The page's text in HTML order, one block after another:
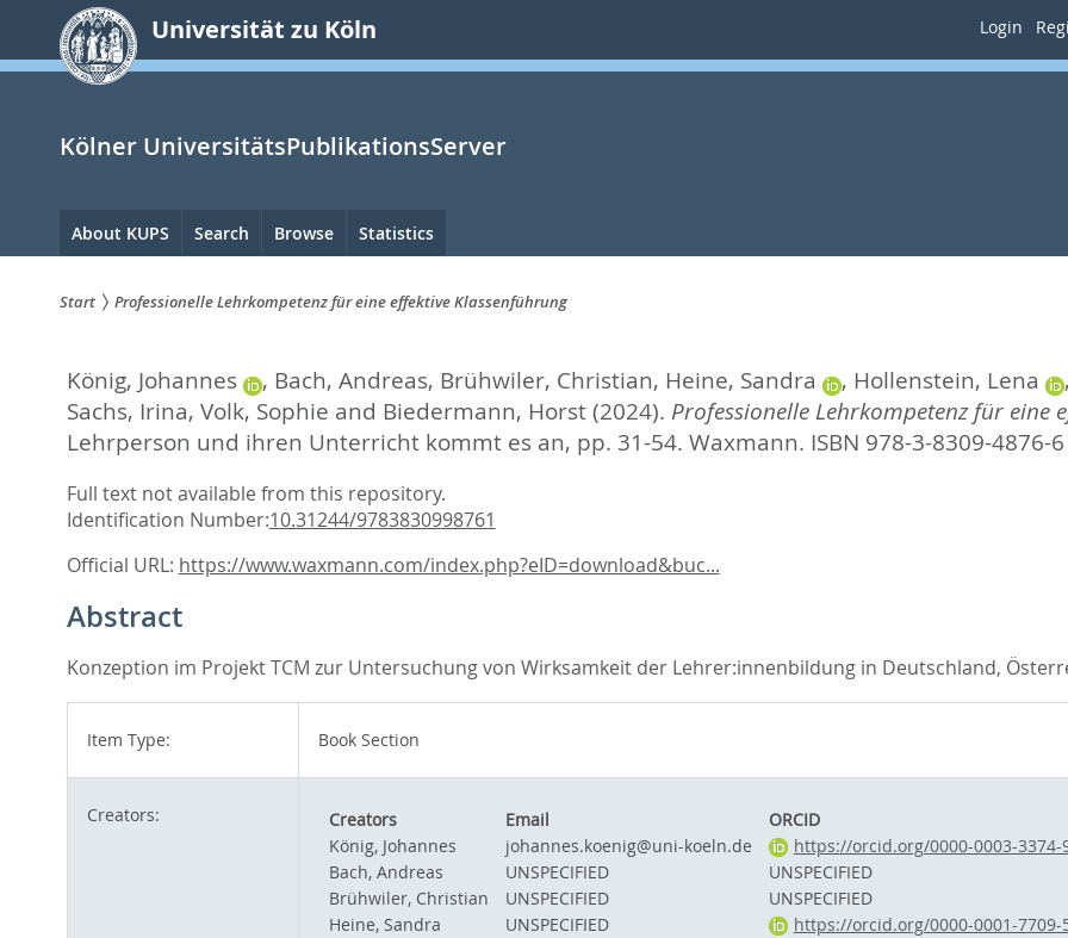
springen
Universität zu Köln Login
Kölner UniversitätsPublikationsServer
Hauptnavigation
About KUPS Search Browse Statistics
sind
hier:
Start Professionelle Lehrkompetenz für eine effektive Klassenführung
König, Johannes , Bach, Andreas, Brühwiler, Christian, Heine, Sandra , Hollenstein, Lena ,
Sachs, Irina, Volk, Sophie and Biedermann, Horst (2024). Professionelle Lehrkompetenz für eine
Lehrperson und ihren Unterricht kommt es an, pp. 31-54. Waxmann. ISBN 978-3-8309-4876-6
Full text not available from this repository.
Identification Number:10.31244/9783830998761
Official URL: https://www.waxmann.com/index.php?eID=download&buc...
Abstract
Konzeption im Projekt TCM zur Untersuchung von Wirksamkeit der Lehrer:innenbildung in Deutschland,
Item Type: Book Section
Creators: Creators Email ORCID
König, Johannes
johannes.koenig@uni-koeln.de https://orcid.org/0000-0003-3374-
Bach, Andreas
UNSPECIFIED UNSPECIFIED
Brühwiler, Christian
UNSPECIFIED UNSPECIFIED
Heine, Sandra
UNSPECIFIED https://orcid.org/0000-0001-7709-